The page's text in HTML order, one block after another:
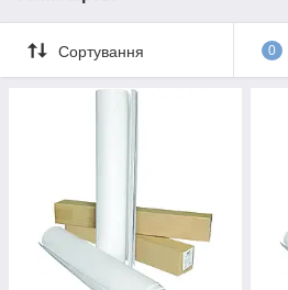
Сортування 0